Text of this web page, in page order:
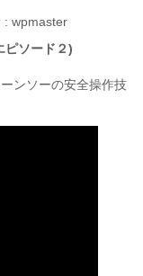
: wpmaster
ピソード２)
ンソーの安全操作技